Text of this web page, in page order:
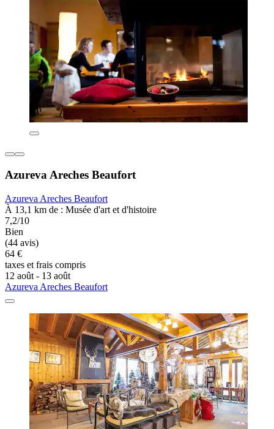
Azureva Areches Beaufort
Azureva Areches Beaufort
À 13,1 km de : Musée d'art et d'histoire
7,2/10
Bien
(44 avis)
64 €
taxes et frais compris
12 août - 13 août
Azureva Areches Beaufort